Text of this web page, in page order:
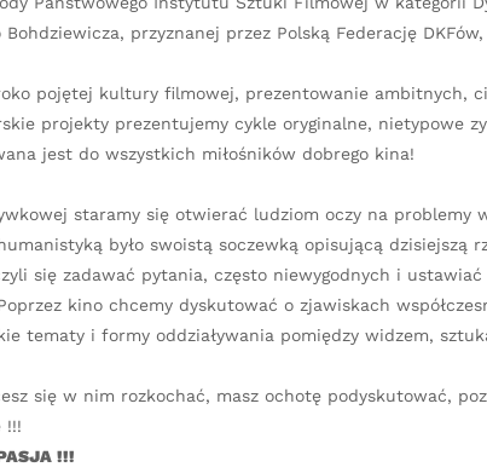
przyznanej przez Polską Federację
pojętej kultury filmowej, prezentowanie ambitnych,
projekty prezentujemy cykle oryginalne, nietypowe
jest do wszystkich miłośników dobrego kina!
staramy się otwierać ludziom oczy na problemy
było swoistą soczewką opisującą dzisiejszą
się zadawać pytania, często niewygodnych i
kino chcemy dyskutować o zjawiskach
tematy i formy oddziaływania pomiędzy widzem,
się w nim rozkochać, masz ochotę podyskutować,
!!!
!!!